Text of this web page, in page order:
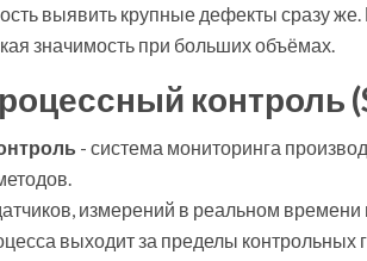
выявить крупные дефекты сразу
значимость при больших объёмах.
контроль
- система мониторинга
.
измерений в реальном
выходит за пределы контрольных